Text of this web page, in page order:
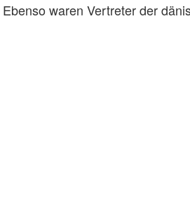
waren Vertreter der